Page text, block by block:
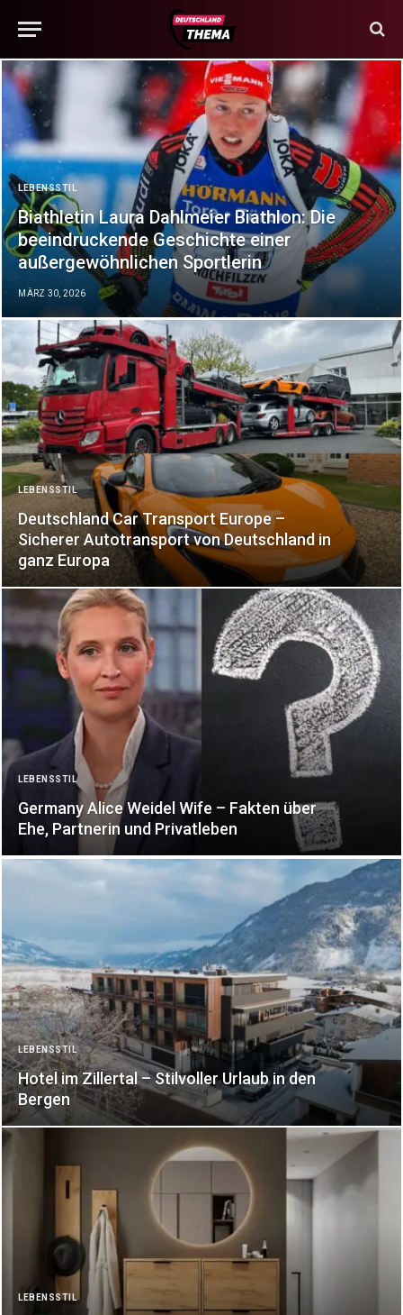
LEBENSSTIL
Biathletin Laura Dahlmeier Biathlon: Die
beeindruckende Geschichte einer
außergewöhnlichen Sportlerin
MÄRZ 30, 2026
LEBENSSTIL
Deutschland Car Transport Europe –
Sicherer Autotransport von Deutschland in
ganz Europa
LEBENSSTIL
Germany Alice Weidel Wife – Fakten über
Ehe, Partnerin und Privatleben
LEBENSSTIL
Hotel im Zillertal – Stilvoller Urlaub in den
Bergen
LEBENSSTIL